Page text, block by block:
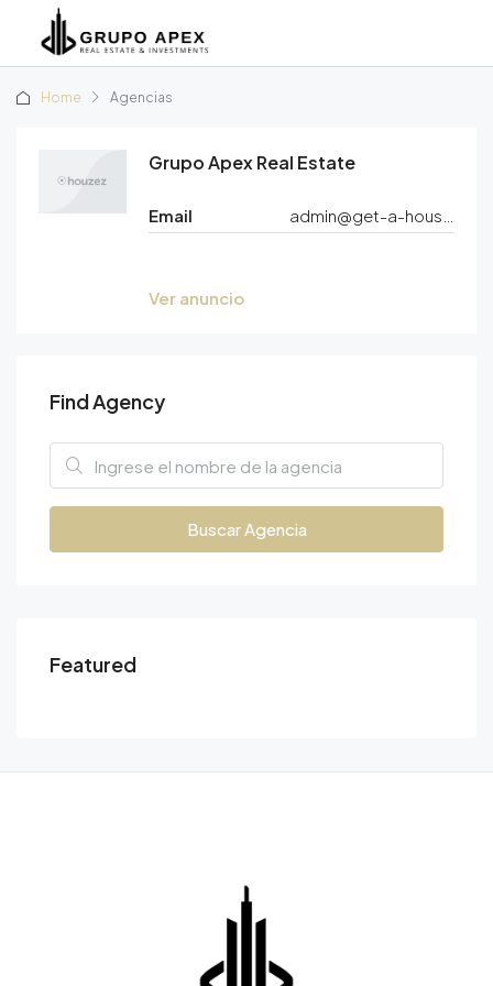
Home Agencias
Grupo Apex Real Estate
Email
Ver anuncio
Find Agency
Buscar Agencia
Featured